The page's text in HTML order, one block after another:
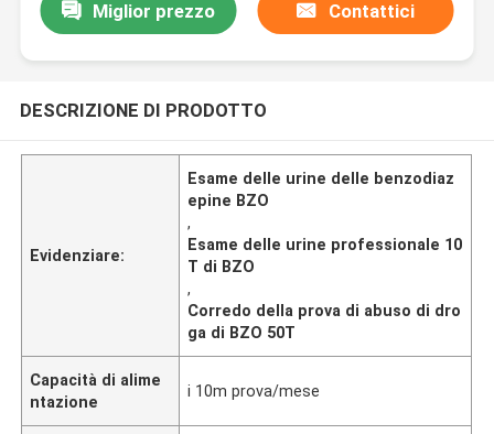
Miglior prezzo Contattici
DESCRIZIONE DI PRODOTTO
Evidenziare:
Esame delle urine delle benzodiaz
epine BZO
,
Esame delle urine professionale 10
T di BZO
,
Corredo della prova di abuso di dro
ga di BZO 50T
Capacità di alime
ntazione
i 10m prova/mese